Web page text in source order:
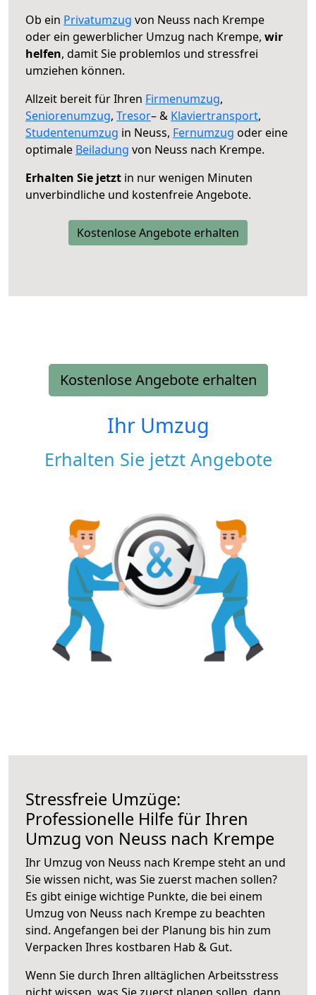
Ob ein Privatumzug von Neuss nach Krempe
oder ein gewerblicher Umzug nach Krempe, wir
helfen, damit Sie problemlos und stressfrei
umziehen können.
Allzeit bereit für Ihren Firmenumzug,
Seniorenumzug, Tresor– & Klaviertransport,
Studentenumzug in Neuss, Fernumzug oder eine
optimale Beiladung von Neuss nach Krempe.
Erhalten Sie jetzt in nur wenigen Minuten
unverbindliche und kostenfreie Angebote.
Kostenlose Angebote erhalten
Kostenlose Angebote erhalten
Ihr Umzug
Erhalten Sie jetzt Angebote
Stressfreie Umzüge:
Professionelle Hilfe für Ihren
Umzug von Neuss nach Krempe
Ihr Umzug von Neuss nach Krempe steht an und
Sie wissen nicht, was Sie zuerst machen sollen?
Es gibt einige wichtige Punkte, die bei einem
Umzug von Neuss nach Krempe zu beachten
sind. Angefangen bei der Planung bis hin zum
Verpacken Ihres kostbaren Hab & Gut.
Wenn Sie durch Ihren alltäglichen Arbeitsstress